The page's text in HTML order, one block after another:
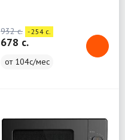
932 c. - 254 c.
678 c.
от 104с/мес